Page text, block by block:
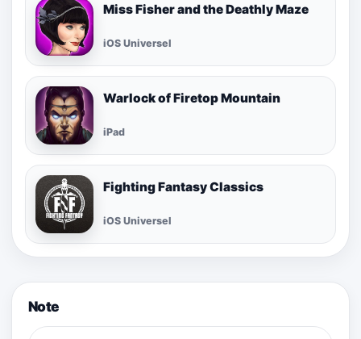
Miss Fisher and the Deathly Maze
iOS Universel
Warlock of Firetop Mountain
iPad
Fighting Fantasy Classics
iOS Universel
Note